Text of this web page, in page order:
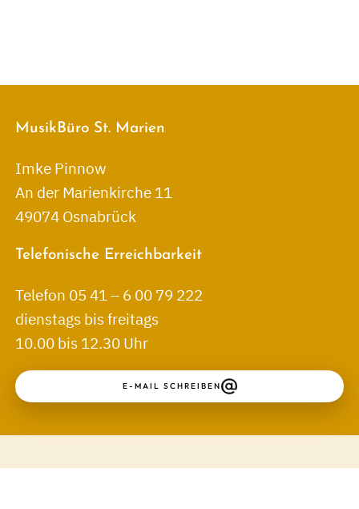
MusikBüro St. Marien
Imke Pinnow
An der Marienkirche 11
49074 Osnabrück
Telefonische Erreichbarkeit
Telefon 05 41 – 6 00 79 222
dienstags bis freitags
10.00 bis 12.30 Uhr
E-MAIL SCHREIBEN